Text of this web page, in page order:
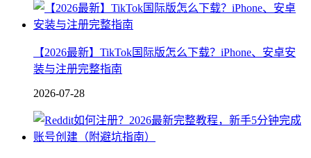
【2026最新】TikTok国际版怎么下载？iPhone、安卓安
装与注册完整指南
2026-07-28